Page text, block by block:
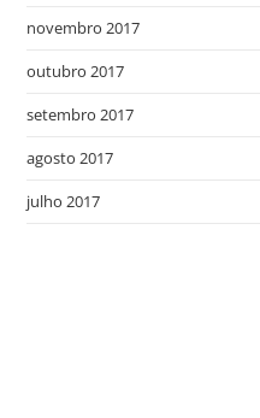
novembro 2017
outubro 2017
setembro 2017
agosto 2017
julho 2017